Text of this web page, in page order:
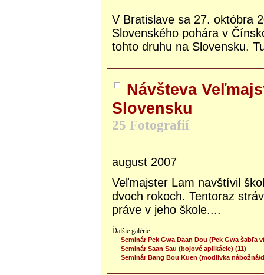
V Bratislave sa 27. októbra
Slovenského pohára v
tohto druhu na Slovensku.
Návšteva
Slovensku
25 Fotografií
august 2007
Veľmajster Lam navštívil
dvoch rokoch. Tentoraz
práve v jeho škole....
Ďalšie galérie:
Seminár Pek Gwa Daan Dou (Pek Gwa šabľa
Seminár Saan Sau (bojové aplikácie) (11)
Seminár Bang Bou Kuen (modlivka nábožná/